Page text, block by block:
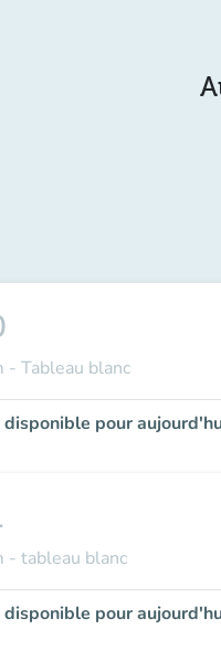
- Tableau blanc
disponible pour
- tableau blanc
disponible pour